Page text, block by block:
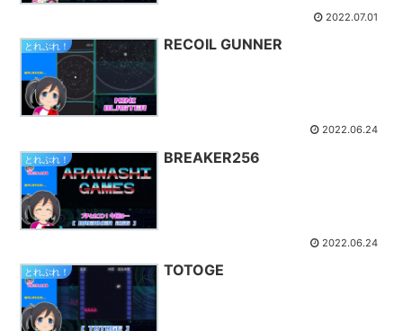
2022.07.01
とれぷれ！ RECOIL GUNNER
2022.06.24
とれぷれ！ BREAKER256
2022.06.24
とれぷれ！ TOTOGE